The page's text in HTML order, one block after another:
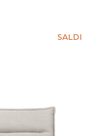
SALDI